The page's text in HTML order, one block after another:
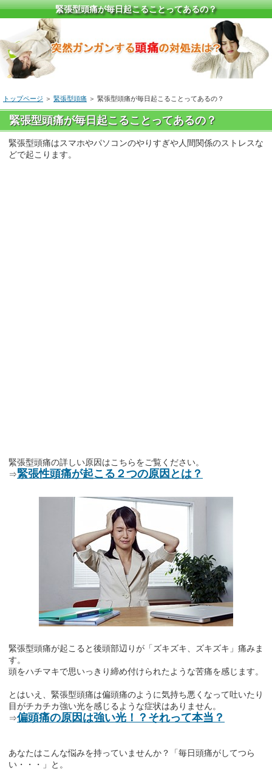
緊張型頭痛が毎日起こることってあるの？
トップページ ＞ 緊張型頭痛 ＞ 緊張型頭痛が毎日起こることってあるの？
緊張型頭痛が毎日起こることってあるの？
緊張型頭痛はスマホやパソコンのやりすぎや人間関係のストレスな
どで起こります。
緊張型頭痛の詳しい原因はこちらをご覧ください。
⇒緊張性頭痛が起こる２つの原因とは？
緊張型頭痛が起こると後頭部辺りが「ズキズキ、ズキズキ」痛みま
す。
頭をハチマキで思いっきり締め付けられたような苦痛を感じます。
とはいえ、緊張型頭痛は偏頭痛のように気持ち悪くなって吐いたり
目がチカチカ強い光を感じるような症状はありません。
⇒偏頭痛の原因は強い光！？それって本当？
あなたはこんな悩みを持っていませんか？「毎日頭痛がしてつら
い・・・」と。